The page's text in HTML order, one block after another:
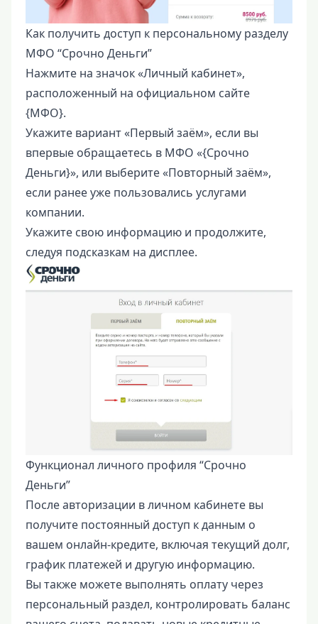
Как получить доступ к персональному разделу
МФО “Срочно Деньги”
Нажмите на значок «Личный кабинет»,
расположенный на официальном сайте
{МФО}.
Укажите вариант «Первый заём», если вы
впервые обращаетесь в МФО «{Срочно
Деньги}», или выберите «Повторный заём»,
если ранее уже пользовались услугами
компании.
Укажите свою информацию и продолжите,
следуя подсказкам на дисплее.
Функционал личного профиля “Срочно
Деньги”
После авторизации в личном кабинете вы
получите постоянный доступ к данным о
вашем онлайн-кредите, включая текущий долг,
график платежей и другую информацию.
Вы также можете выполнять оплату через
персональный раздел, контролировать баланс